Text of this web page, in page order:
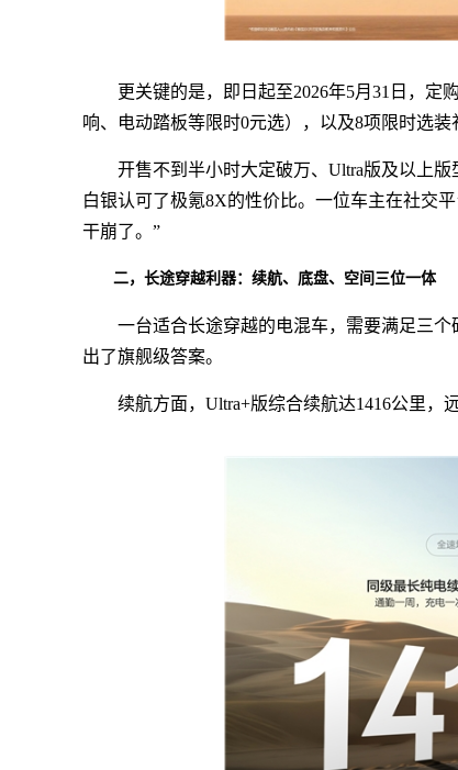
更关键的是，即日起至2026年5月31日，定
响、电动踏板等限时0元选），以及8项限时选装
开售不到半小时大定破万、Ultra版及以上
白银认可了极氪8X的性价比。一位车主在社交
干崩了。”
二，长途穿越利器：续航、底盘、空间三位一体
一台适合长途穿越的电混车，需要满足三
出了旗舰级答案。
续航方面，Ultra+版综合续航达1416公里，